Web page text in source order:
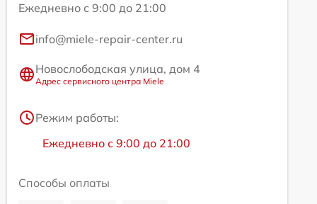
Ежедневно с 9:00 до 21:00
info@miele-repair-center.ru
Новослободская улица, дом 4
Адрес сервисного центра Miele
Режим работы:
Ежедневно с 9:00 до 21:00
Способы оплаты